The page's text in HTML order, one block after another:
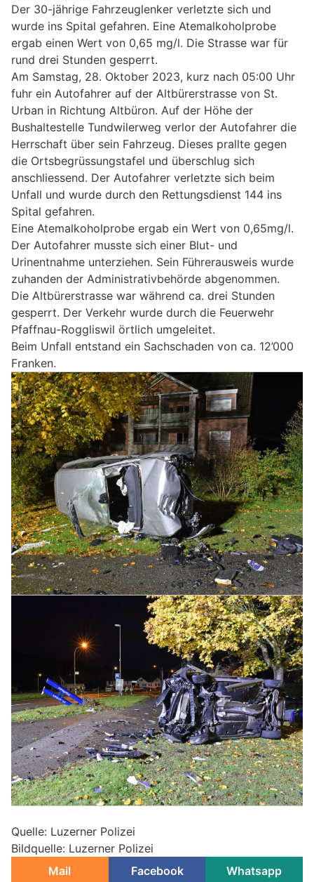
Der 30-jährige Fahrzeuglenker verletzte sich und
wurde ins Spital gefahren. Eine Atemalkoholprobe
ergab einen Wert von 0,65 mg/l. Die Strasse war für
rund drei Stunden gesperrt.
Am Samstag, 28. Oktober 2023, kurz nach 05:00 Uhr
fuhr ein Autofahrer auf der Altbürerstrasse von St.
Urban in Richtung Altbüron. Auf der Höhe der
Bushaltestelle Tundwilerweg verlor der Autofahrer die
Herrschaft über sein Fahrzeug. Dieses prallte gegen
die Ortsbegrüssungstafel und überschlug sich
anschliessend. Der Autofahrer verletzte sich beim
Unfall und wurde durch den Rettungsdienst 144 ins
Spital gefahren.
Eine Atemalkoholprobe ergab ein Wert von 0,65mg/l.
Der Autofahrer musste sich einer Blut- und
Urinentnahme unterziehen. Sein Führerausweis wurde
zuhanden der Administrativbehörde abgenommen.
Die Altbürerstrasse war während ca. drei Stunden
gesperrt. Der Verkehr wurde durch die Feuerwehr
Pfaffnau-Roggliswil örtlich umgeleitet.
Beim Unfall entstand ein Sachschaden von ca. 12’000
Franken.
Quelle: Luzerner Polizei
Bildquelle: Luzerner Polizei
Mail
Facebook Whatsapp